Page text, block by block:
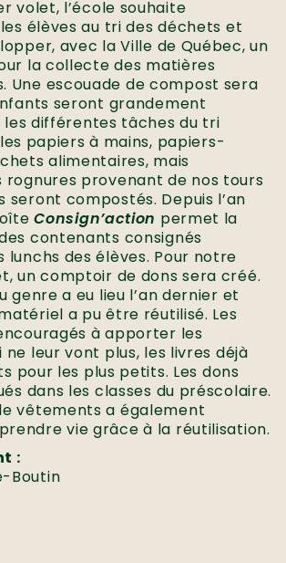
volet, l’école souhaite
élèves au tri des déchets et
avec la Ville de Québec, un
la collecte des matières
Une escouade de compost sera
seront grandement
les différentes tâches du tri
papiers à mains, papiers-
alimentaires, mais
rognures provenant de nos tours
seront compostés. Depuis l’an
Consign’action permet la
contenants consignés
lunchs des élèves. Pour notre
un comptoir de dons sera créé.
genre a eu lieu l’an dernier et
a pu être réutilisé. Les
à apporter les
leur vont plus, les livres déjà
pour les plus petits. Les dons
dans les classes du préscolaire.
vêtements a également
vie grâce à la réutilisation.
:
Boutin